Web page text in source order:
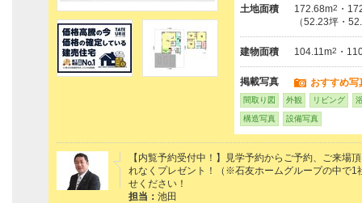
土地面積 172.68m2 ・
（52.23坪・
建物面積 104.11m2 ・
掲載写真 おすすめ写
間取り図 外観 リビング
構造写真 設備写真
【内覧予約受付中！】見学予約からご予約、ご来場
れなくプレゼント！（※石友ホームグループの中で1
せください！
担当： 池田